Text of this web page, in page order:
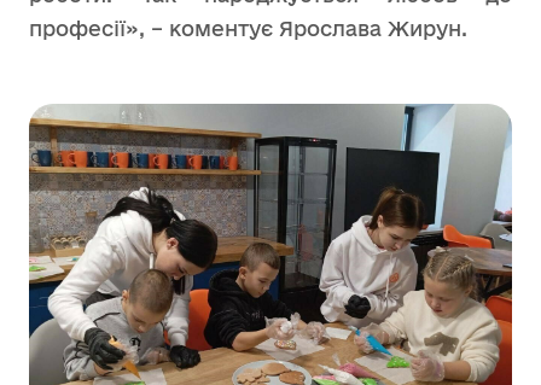
професії», – коментує Ярослава Жирун.